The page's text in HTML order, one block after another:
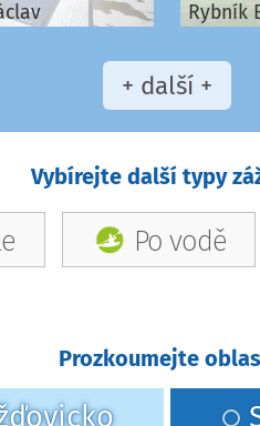
Rybník
+ další +
Vybírejte další typy
Po vodě
Prozkoumejte